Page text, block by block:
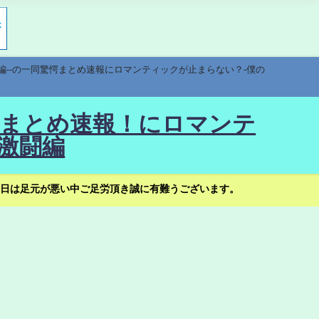
の一同驚愕まとめ速報にロマンティックが止まらない？-僕の
とめ速報！にロマンテ
闘編
足元が悪い中ご足労頂き誠に有難うございます。